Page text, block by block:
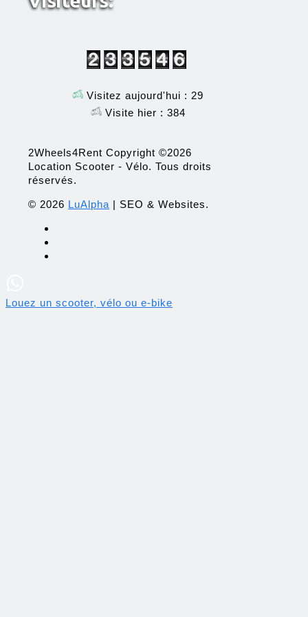
Visitez aujourd'hui : 29
Visite hier : 384
2Wheels4Rent Copyright ©2026
Location Scooter - Vélo. Tous droits
réservés.
© 2026 LuAlpha | SEO & Websites.
Louez un scooter, vélo ou e-bike